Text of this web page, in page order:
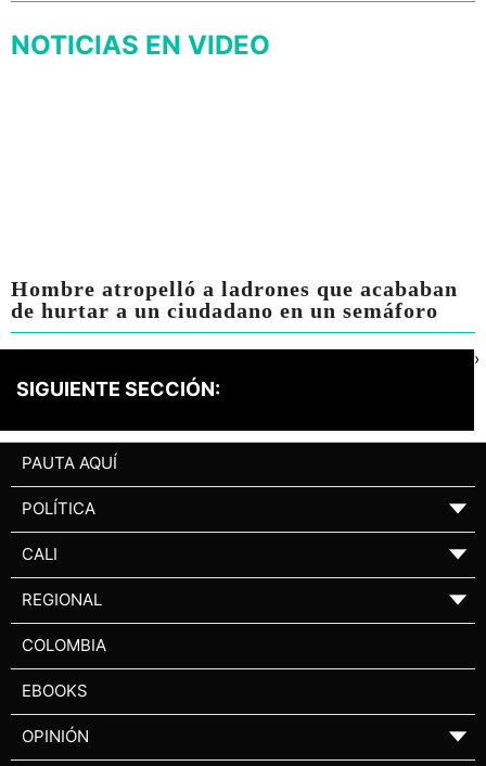
NOTICIAS EN VIDEO
Hombre atropelló a ladrones que acababan
de hurtar a un ciudadano en un semáforo
SIGUIENTE SECCIÓN:
›
PAUTA AQUÍ
POLÍTICA ▼
CALI ▼
REGIONAL ▼
COLOMBIA
EBOOKS
OPINIÓN ▼